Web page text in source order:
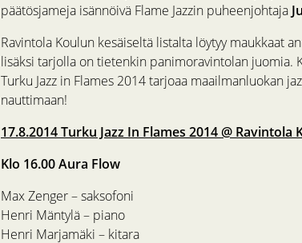
päätösjameja isännöivä Flame Jazzin puheenjohtaja
Ravintola Koulun kesäiseltä listalta löytyy maukkaat
lisäksi tarjolla on tietenkin panimoravintolan juomia.
Turku Jazz in Flames 2014 tarjoaa maailmanluokan
nauttimaan!
17.8.2014 Turku Jazz In Flames 2014 @ Ravintola
Klo 16.00 Aura Flow
Max Zenger – saksofoni
Henri Mäntylä – piano
Henri Marjamäki – kitara